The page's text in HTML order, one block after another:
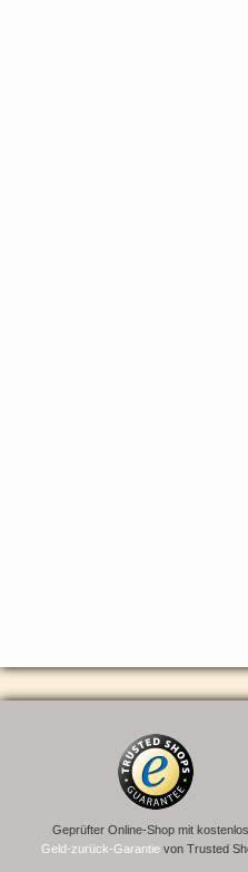
Geprüfter Online-Shop mit
Geld-zurück-Garantie von Trusted